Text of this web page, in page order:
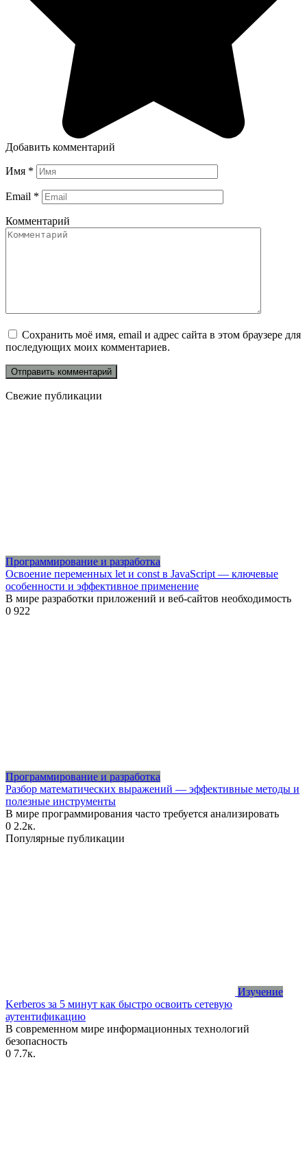
Добавить комментарий
Имя *
Email *
Комментарий
Сохранить моё имя, email и адрес сайта в этом браузере для
последующих моих комментариев.
Свежие публикации
Программирование и разработка
Освоение переменных let и const в JavaScript — ключевые
особенности и эффективное применение
В мире разработки приложений и веб-сайтов необходимость
0 922
Программирование и разработка
Разбор математических выражений — эффективные методы и
полезные инструменты
В мире программирования часто требуется анализировать
0 2.2к.
Популярные публикации
Изучение
Kerberos за 5 минут как быстро освоить сетевую
аутентификацию
В современном мире информационных технологий
безопасность
0 7.7к.